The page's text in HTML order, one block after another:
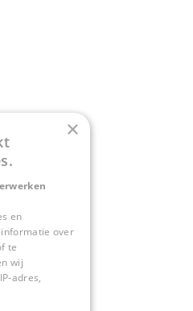
×
en
over
te
wij
adres,